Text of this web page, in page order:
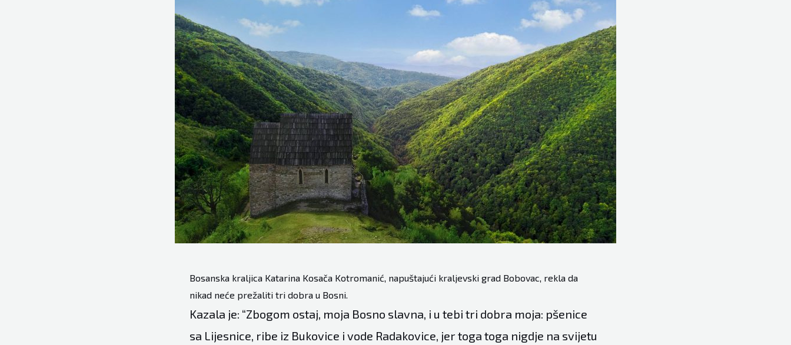
Bosanska kraljica Katarina Kosača Kotromanić, napuštajući kraljevski grad Bobovac, rekla da
nikad neće prežaliti tri dobra u Bosni.
Kazala je: “Zbogom ostaj, moja Bosno slavna, i u tebi tri dobra moja: pšenice
sa Lijesnice, ribe iz Bukovice i vode Radakovice, jer toga toga nigdje na svijetu